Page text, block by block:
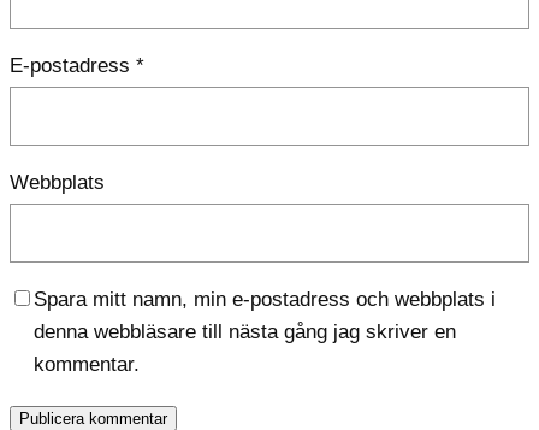
E-postadress *
Webbplats
Spara mitt namn, min e-postadress och webbplats i
denna webbläsare till nästa gång jag skriver en
kommentar.